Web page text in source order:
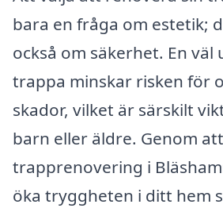
bara en fråga om estetik;
också om säkerhet. En väl
trappa minskar risken för
skador, vilket är särskilt
barn eller äldre. Genom
trapprenovering i
öka tryggheten i ditt hem